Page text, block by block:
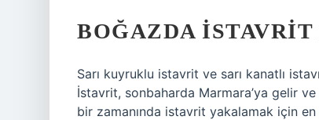
BOĞAZDA
Sarı kuyruklu istavrit ve sarı kanatlı
İstavrit, sonbaharda Marmara’ya gelir ve
bir zamanında istavrit yakalamak için en